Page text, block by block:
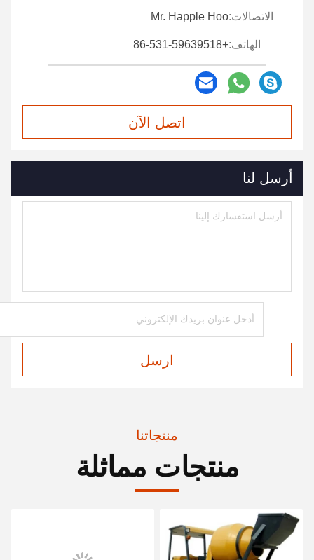
الاتصالات:Mr. Happle Hoo
الهاتف:+86-531-59639518
اتصل الآن
أرسل لنا
ارسل
منتجاتنا
منتجات مماثلة